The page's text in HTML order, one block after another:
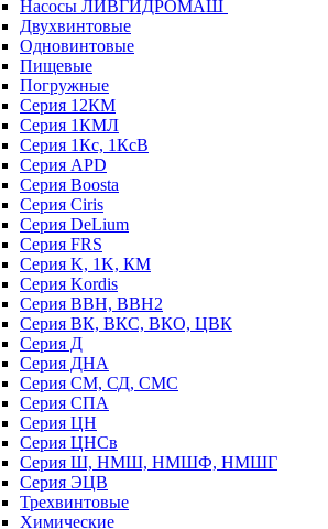
Насосы ЛИВГИДРОМАШ
Двухвинтовые
Одновинтовые
Пищевые
Погружные
Серия 12КМ
Серия 1КМЛ
Серия 1Кс, 1КсВ
Серия APD
Серия Boosta
Серия Ciris
Серия DeLium
Серия FRS
Серия K, 1K, КМ
Серия Kordis
Серия ВВН, ВВН2
Серия ВК, ВКС, ВКО, ЦВК
Серия Д
Серия ДНА
Серия СМ, СД, СМС
Серия СПА
Серия ЦН
Серия ЦНСв
Серия Ш, НМШ, НМШФ, НМШГ
Серия ЭЦВ
Трехвинтовые
Химические